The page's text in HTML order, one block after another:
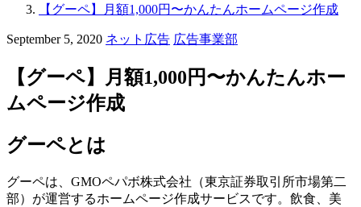
【グーペ】月額1,000円〜かんたんホームページ作成
September 5, 2020 カ
ゴ
リ
ー:
ネット広告 広告事業部
【グーペ】月額1,000円〜かんたんホー
ムページ作成
グーペとは
グーペは、 GMOペパボ株式会社（東京証券取引所市場第二
部）が運営するホームページ作成サービスです。 飲食、美